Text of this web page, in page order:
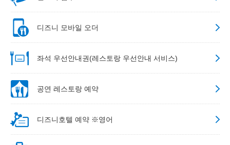
디즈니 모바일 오더
좌석 우선안내권(레스토랑 우선안내 서비스)
공연 레스토랑 예약
디즈니호텔 예약 ※영어